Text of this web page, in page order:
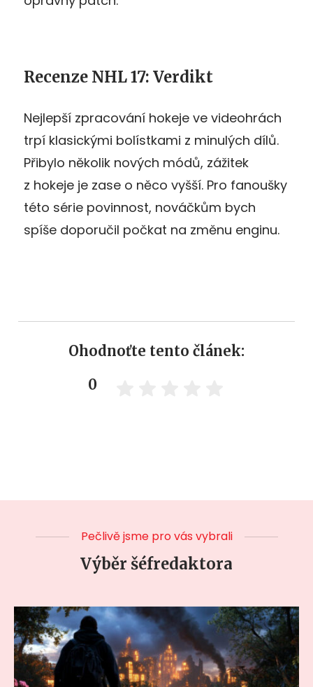
Recenze NHL 17: Verdikt
Nejlepší zpracování hokeje ve videohrách
trpí klasickými bolístkami z minulých dílů.
Přibylo několik nových módů, zážitek
z hokeje je zase o něco vyšší. Pro fanoušky
této série povinnost, nováčkům bych
spíše doporučil počkat na změnu enginu.
Ohodnoťte tento článek:
0
Pečlivě jsme pro vás vybrali
Výběr šéfredaktora